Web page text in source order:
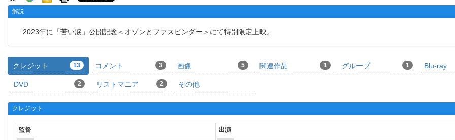
解説
2023年に「苦い涙」公開記念＜オゾンとファスビンダー＞にて特別限定上映。
クレジット 13 コメント 3 画像 5 関連作品 1 グループ 1 Blu-ray
DVD 2 リストマニア 2 その他
クレジット
監督 出演